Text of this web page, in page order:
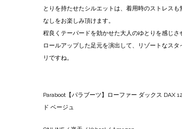
とりを持たせたシルエットは、着用時のストレスも
なしをお楽しみ頂けます。
程良くテーパードを効かせた大人のゆとりを感じさ
ロールアップした足元を演出して、リゾートなス
リですね。
Paraboot【パラブーツ】ローファー ダックス DAX
ド ベージュ